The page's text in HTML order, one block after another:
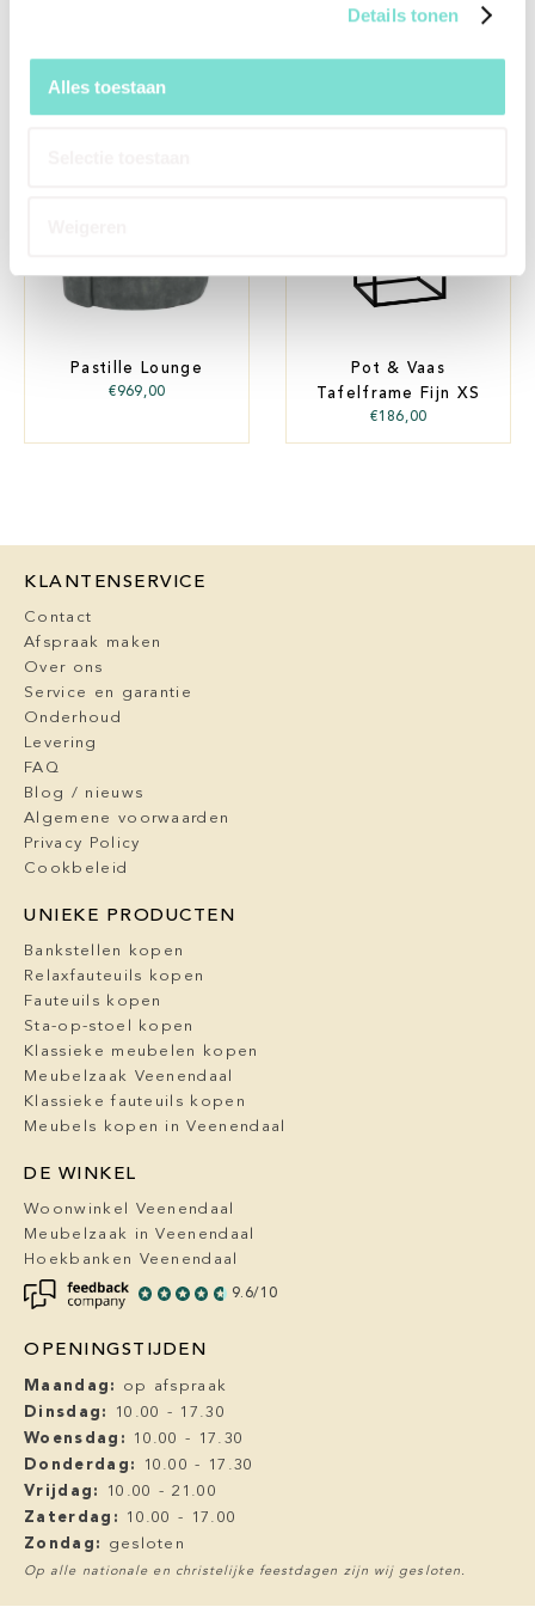
Details tonen
Alles toestaan
Alternatieve producten
Pastille Lounge
€969,00
Pot & Vaas
Tafelframe Fijn XS
€186,00
KLANTENSERVICE
Contact
Afspraak maken
Over ons
Service en garantie
Onderhoud
Levering
FAQ
Blog / nieuws
Algemene voorwaarden
Privacy Policy
Cookbeleid
UNIEKE PRODUCTEN
Bankstellen kopen
Relaxfauteuils kopen
Fauteuils kopen
Sta-op-stoel kopen
Klassieke meubelen kopen
Meubelzaak Veenendaal
Klassieke fauteuils kopen
Meubels kopen in Veenendaal
DE WINKEL
Woonwinkel Veenendaal
Meubelzaak in Veenendaal
Hoekbanken Veenendaal
9.6/10
OPENINGSTIJDEN
Maandag: op afspraak
Dinsdag: 10.00 - 17.30
Woensdag: 10.00 - 17.30
Donderdag: 10.00 - 17.30
Vrijdag: 10.00 - 21.00
Zaterdag: 10.00 - 17.00
Zondag: gesloten
Op alle nationale en christelijke feestdagen zijn wij gesloten.